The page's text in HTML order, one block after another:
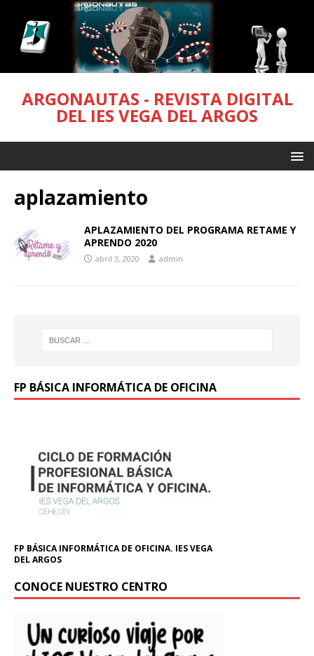
ARGONAUTAS - REVISTA DIGITAL
DEL IES VEGA DEL ARGOS
aplazamiento
APLAZAMIENTO DEL PROGRAMA RETAME Y
APRENDO 2020
abril 3, 2020 admin
FP BÁSICA INFORMÁTICA DE OFICINA
FP BÁSICA INFORMÁTICA DE OFICINA. IES VEGA
DEL ARGOS
CONOCE NUESTRO CENTRO